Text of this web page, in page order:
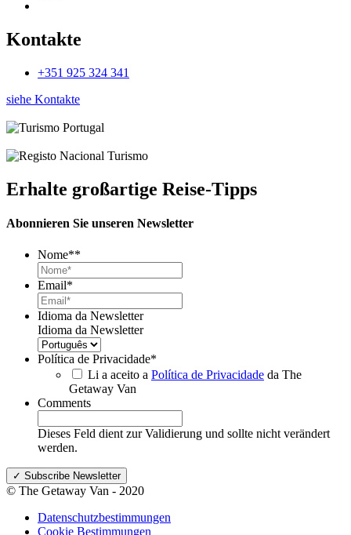
Kontakte
+351 925 324 341
siehe Kontakte
Erhalte großartige Reise-Tipps
Abonnieren Sie unseren Newsletter
Nome**
Email*
Idioma da Newsletter
Idioma da Newsletter
Política de Privacidade*
Li a aceito a Política de Privacidade da The
Getaway Van
Comments
Dieses Feld dient zur Validierung und sollte nicht verändert
werden.
© The Getaway Van - 2020
Datenschutzbestimmungen
Cookie Bestimmungen